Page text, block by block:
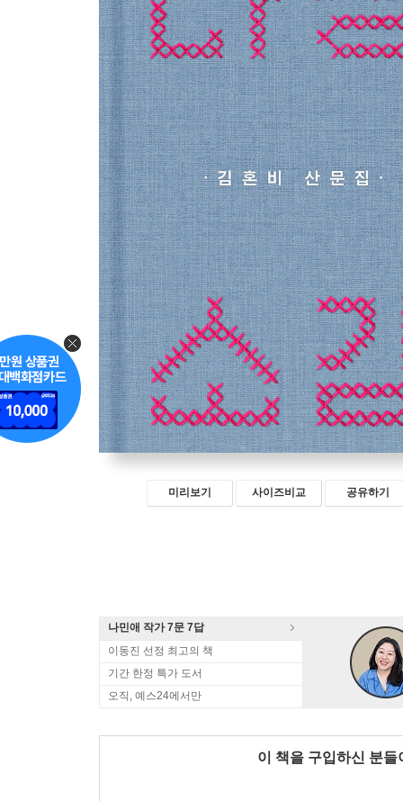
미리보기 사이즈비교 공유하기
나민애 작가 7문 7답
이동진 선정 최고의 책
기간 한정 특가 도서
오직, 예스24에서만
이 책을 구입하신 분